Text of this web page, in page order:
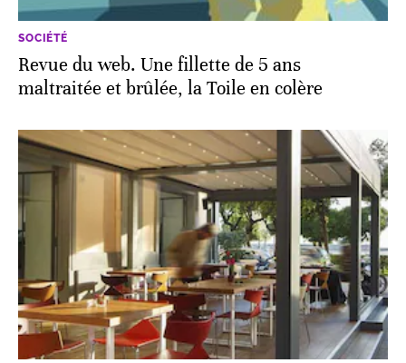
SOCIÉTÉ
Revue du web. Une fillette de 5 ans
maltraitée et brûlée, la Toile en colère